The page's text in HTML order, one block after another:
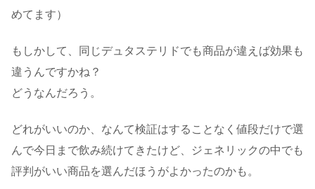
めてます）
もしかして、同じデュタステリドでも商品が違えば効果も
違うんですかね？
どうなんだろう。
どれがいいのか、なんて検証はすることなく値段だけで選
んで今日まで飲み続けてきたけど、ジェネリックの中でも
評判がいい商品を選んだほうがよかったのかも。